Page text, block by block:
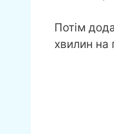
Потім
хвилин на